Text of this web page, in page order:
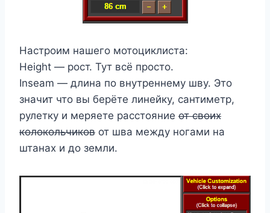
Настроим нашего мотоциклиста:
Height — рост. Тут всё просто.
Inseam — длина по внутреннему шву. Это
значит что вы берёте линейку, сантиметр,
рулетку и меряете расстояние от своих
колокольчиков от шва между ногами на
штанах и до земли.